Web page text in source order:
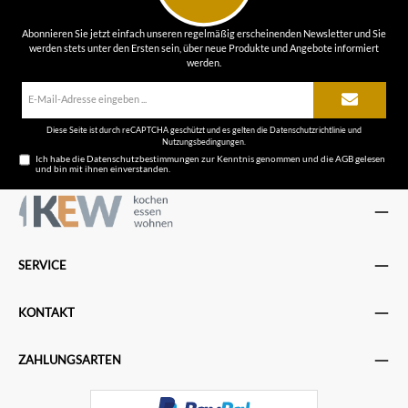
Abonnieren Sie jetzt einfach unseren regelmäßig erscheinenden Newsletter und Sie
werden stets unter den Ersten sein, über neue Produkte und Angebote informiert
werden.
Diese Seite ist durch reCAPTCHA geschützt und es gelten die Datenschutzrichtlinieund
Nutzungsbedingungen.
Ich habe dieDatenschutzbestimmungen zur Kenntnis genommen und dieAGBgelesen
und bin mit ihnen einverstanden.
SERVICE
KONTAKT
ZAHLUNGSARTEN